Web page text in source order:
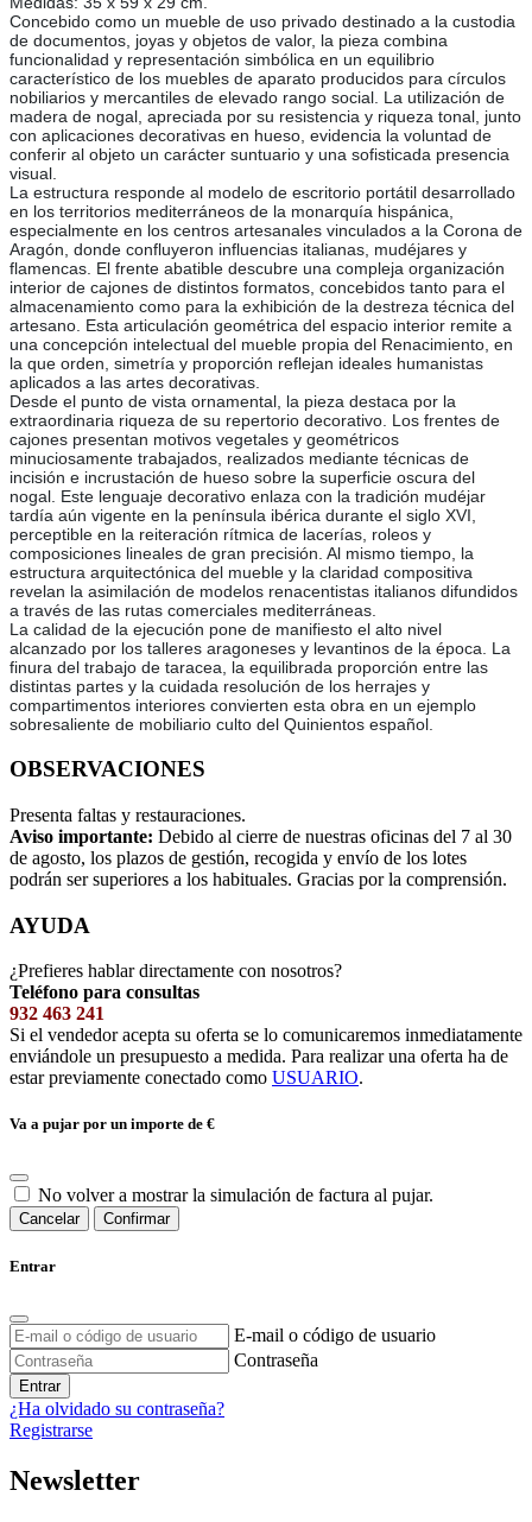
Concebido como un mueble de uso privado destinado a la custodia
de documentos, joyas y objetos de valor, la pieza combina
funcionalidad y representación simbólica en un equilibrio
característico de los muebles de aparato producidos para círculos
nobiliarios y mercantiles de elevado rango social. La utilización de
madera de nogal, apreciada por su resistencia y riqueza tonal, junto
con aplicaciones decorativas en hueso, evidencia la voluntad de
conferir al objeto un carácter suntuario y una sofisticada presencia
visual.
La estructura responde al modelo de escritorio portátil desarrollado
en los territorios mediterráneos de la monarquía hispánica,
especialmente en los centros artesanales vinculados a la Corona de
Aragón, donde confluyeron influencias italianas, mudéjares y
flamencas. El frente abatible descubre una compleja organización
interior de cajones de distintos formatos, concebidos tanto para el
almacenamiento como para la exhibición de la destreza técnica del
artesano. Esta articulación geométrica del espacio interior remite a
una concepción intelectual del mueble propia del Renacimiento, en
la que orden, simetría y proporción reflejan ideales humanistas
aplicados a las artes decorativas.
Desde el punto de vista ornamental, la pieza destaca por la
extraordinaria riqueza de su repertorio decorativo. Los frentes de
cajones presentan motivos vegetales y geométricos
minuciosamente trabajados, realizados mediante técnicas de
incisión e incrustación de hueso sobre la superficie oscura del
nogal. Este lenguaje decorativo enlaza con la tradición mudéjar
tardía aún vigente en la península ibérica durante el siglo XVI,
perceptible en la reiteración rítmica de lacerías, roleos y
composiciones lineales de gran precisión. Al mismo tiempo, la
estructura arquitectónica del mueble y la claridad compositiva
revelan la asimilación de modelos renacentistas italianos difundidos
a través de las rutas comerciales mediterráneas.
La calidad de la ejecución pone de manifiesto el alto nivel
alcanzado por los talleres aragoneses y levantinos de la época. La
finura del trabajo de taracea, la equilibrada proporción entre las
distintas partes y la cuidada resolución de los herrajes y
compartimentos interiores convierten esta obra en un ejemplo
sobresaliente de mobiliario culto del Quinientos español.
OBSERVACIONES
Presenta faltas y restauraciones.
Aviso importante: Debido al cierre de nuestras oficinas del 7 al 30
de agosto, los plazos de gestión, recogida y envío de los lotes
podrán ser superiores a los habituales. Gracias por la comprensión.
AYUDA
¿Prefieres hablar directamente con nosotros?
Teléfono para consultas
932 463 241
Si el vendedor acepta su oferta se lo comunicaremos inmediatamente
enviándole un presupuesto a medida. Para realizar una oferta ha de
estar previamente conectado como USUARIO.
Va a pujar por un importe de €
No volver a mostrar la simulación de factura al pujar.
Cancelar Confirmar
Entrar
E-mail o código de usuario
Contraseña
Entrar
¿Ha olvidado su contraseña?
Registrarse
Newsletter